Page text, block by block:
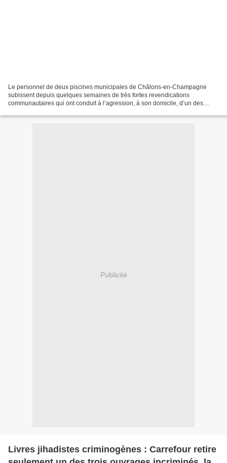
Le personnel de deux piscines municipales de Châlons-en-Champagne
subissent depuis quelques semaines de très fortes revendications
communautaires qui ont conduit à l’agression, à son domicile, d’un des
Publicité
Livres jihadistes criminogènes : Carrefour retire